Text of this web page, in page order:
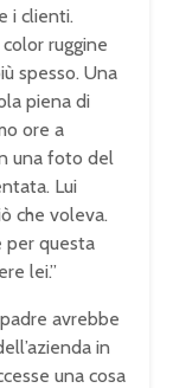
i clienti.
ruggine
spesso. Una
piena di
ore a
una foto del
Lui
che voleva.
per questa
lei.”
avrebbe
in
una cosa